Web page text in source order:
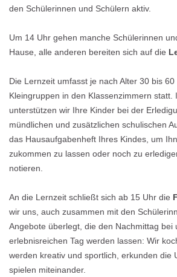
den Schülerinnen und Schülern aktiv.
Um 14 Uhr gehen manche Schülerinnen
Hause, alle anderen bereiten sich auf die
Die Lernzeit umfasst je nach Alter 30 bis
Kleingruppen in den Klassenzimmern statt.
unterstützen wir Ihre Kinder bei der
mündlichen und zusätzlichen schulischen
das Hausaufgabenheft Ihres Kindes, um
zukommen zu lassen oder noch zu
notieren.
An die Lernzeit schließt sich ab 15 Uhr die
wir uns, auch zusammen mit den
Angebote überlegt, die den Nachmittag bei
erlebnisreichen Tag werden lassen: Wir
werden kreativ und sportlich, erkunden die
spielen miteinander.